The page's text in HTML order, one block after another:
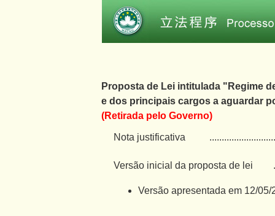
Proposta de Lei intitulada "Regime
e dos principais cargos a aguardar
(Retirada pelo Governo)
Nota justificativa
Versão inicial da proposta de lei
Versão apresentada em 12/05/